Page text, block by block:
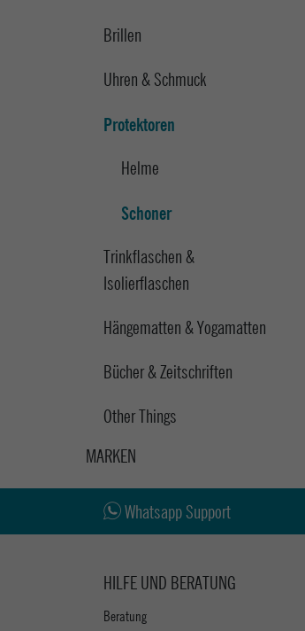
Brillen
Uhren & Schmuck
Protektoren
Helme
Schoner
Trinkflaschen &
Isolierflaschen
Hängematten & Yogamatten
Bücher & Zeitschriften
Other Things
MARKEN
Whatsapp Support
HILFE UND BERATUNG
Beratung